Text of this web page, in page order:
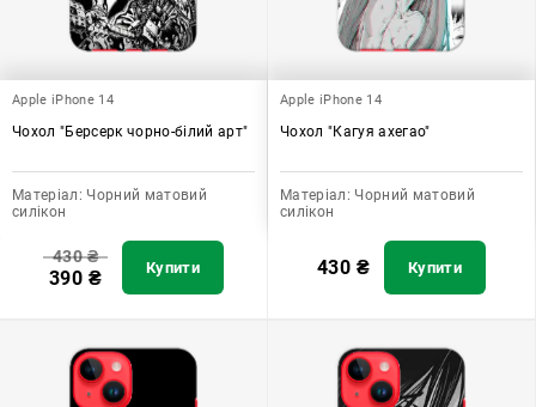
Apple iPhone 14
Чохол "Берсерк чорно-білий арт"
Матеріал: Чорний матовий
силікон
430₴
390 ₴ Купити
Apple iPhone 14
Чохол "Кагуя ахегао"
Матеріал: Чорний матовий
силікон
430 ₴ Купити